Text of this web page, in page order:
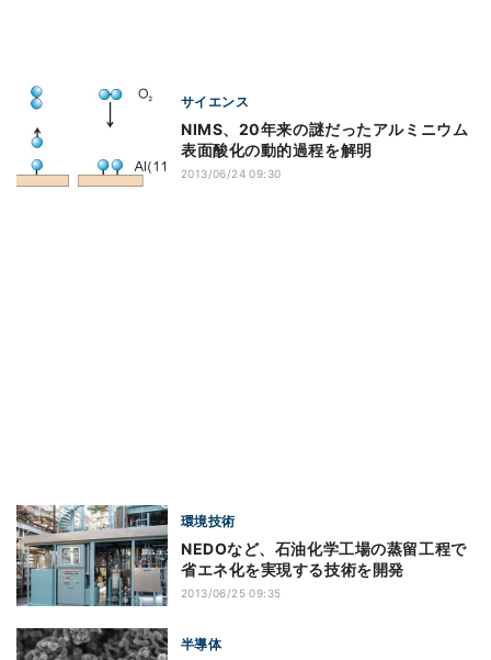
サイエンス
NIMS、20年来の謎だったアルミニウム
表面酸化の動的過程を解明
2013/06/24 09:30
環境技術
NEDOなど、石油化学工場の蒸留工程で
省エネ化を実現する技術を開発
2013/06/25 09:35
半導体